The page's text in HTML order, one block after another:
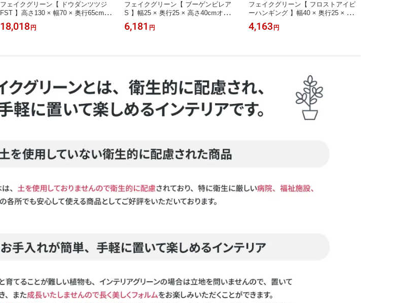
フェイクグリーン【 ドウダンツツジ
FST 】高さ130 × 幅70 × 奥行65cmオ
フィスグリーン 観葉植物 フェイク 人
工観葉植物 大型 開業祝い 開店祝い
18,018 円
フェイクグリーン【 ブーゲンビレア
S 】幅25 × 奥行25 × 高さ40cmオフィ
スグリーン 観葉植物 フェイク 人工観
葉植物 卓上 開業祝い 開店祝い 移転
6,181 円
フェイクグリーン【 フロストアイビ
ーハンギング 】幅40 × 奥行25 × 長さ
80cmオフィスグリーン 観葉植物 フェ
イク 人工観葉植物 装飾 アレンジ お
4,163 円